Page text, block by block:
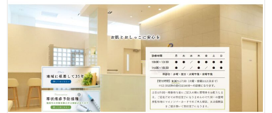
クセスの良さ（池上駅徒歩3分）や皮膚科専門医・形成外科
専門医が在籍する強みをmeta情報で明確にし、地域住民に
見つけてもらいやすい構成としています。
全体として、池上コスモス皮膚科様が大切にする「地域の
皆様が安心して相談できる皮膚科・形成外科」がそのまま
伝わるホームページに仕上げています。
デザイン面では、ボタニカルな要素とナチュラルな配色を
中心に、木目の内装やベージュのテクスチャを活かすこと
で、皮膚科らしい清潔感と、訪れやすい優しさをバランス
良く表現。シンプルで落ち着いた世界観を全体に統一し、
視覚的にも安心できる雰囲気づくりを徹底しました。
コンテンツ面では、トップの診療案内にやさしいタッチの
イラストを配置し、皮膚科・美容皮膚科・小児皮膚科の幅
広い診療内容が直感的に理解できるよう工夫。さらに、イ